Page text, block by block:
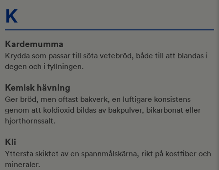
K
Kardemumma
Krydda som passar till söta vetebröd, både till att blandas i
degen och i fyllningen.
Kemisk hävning
Ger bröd, men oftast bakverk, en luftigare konsistens
genom att koldioxid bildas av bakpulver, bikarbonat eller
hjorthornssalt.
Kli
Yttersta skiktet av en spannmålskärna, rikt på kostfiber och
mineraler.